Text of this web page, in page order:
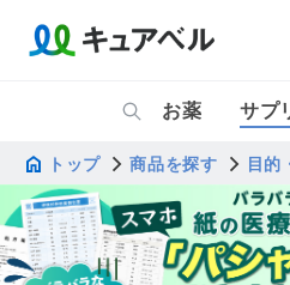
お薬 サプ
トップ 商品を探す 目的